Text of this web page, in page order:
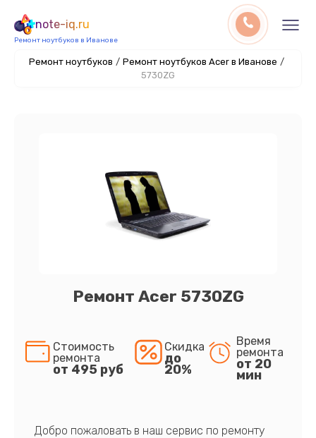
note-iq.ru
Ремонт ноутбуков в Иванове
Ремонт ноутбуков / Ремонт ноутбуков Acer в Иванове /
5730ZG
Ремонт Acer 5730ZG
Стоимость
ремонта
от 495 руб
Скидка
до
20%
Время
ремонта
от 20
мин
Добро пожаловать в наш сервис по ремонту